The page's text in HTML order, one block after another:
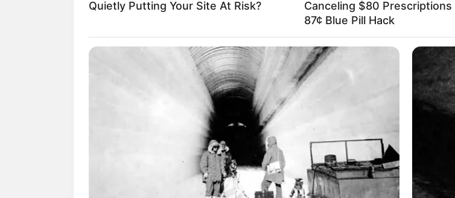
Quietly Putting Your Site At Risk?
Canceling $80 Prescriptions
87¢ Blue Pill Hack